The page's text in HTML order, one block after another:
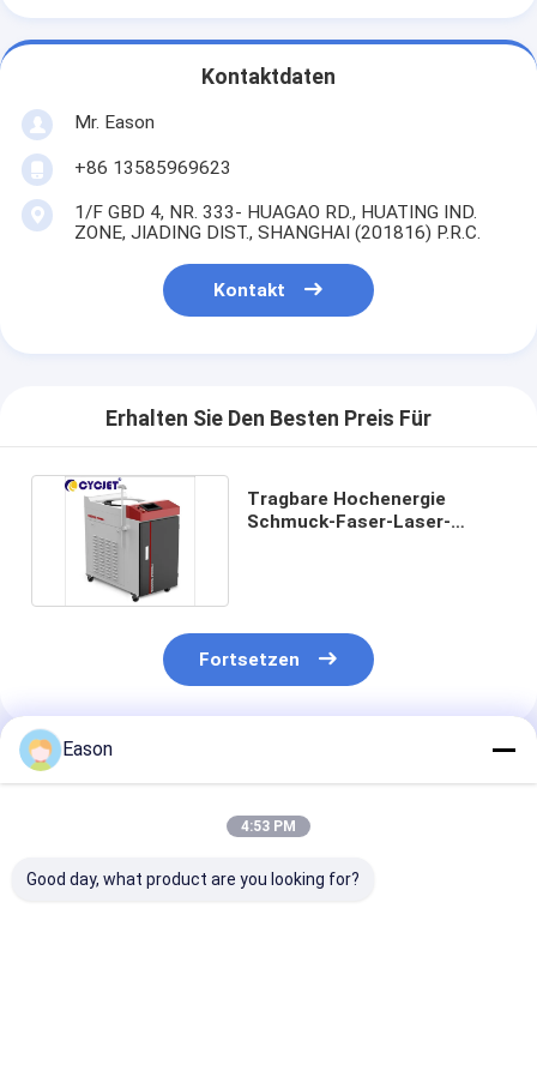
Kontaktdaten
Mr. Eason
+86 13585969623
1/F GBD 4, NR. 333- HUAGAO RD., HUATING IND.
ZONE, JIADING DIST., SHANGHAI (201816) P.R.C.
Kontakt
Erhalten Sie Den Besten Preis Für
Tragbare Hochenergie
Schmuck-Faser-Laser-
Fortsetzen
Empfohlene Produkte
Eason
4:53 PM
Good day, what product are you looking for?